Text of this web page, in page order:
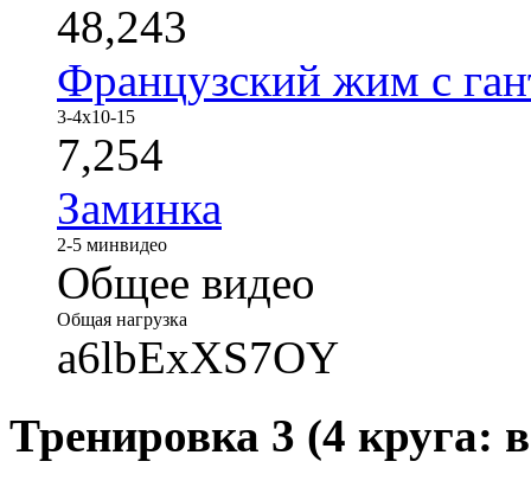
48,243
Французский жим с
3-4x10-15
7,254
Заминка
2-5 минвидео
Общее видео
Общая нагрузка
a6lbExXS7OY
Тренировка 3 (4 круга: